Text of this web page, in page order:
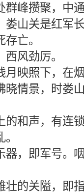
群峰攒聚，中
娄山关是红军
亡。
风劲厉。
月映照下，在
晓情景，时娄
的和声，有连
器，即军号。
壮的关隘，即